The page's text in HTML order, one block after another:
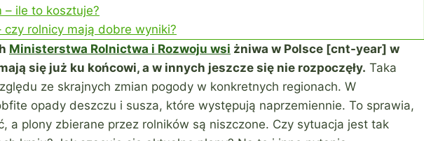
– ile to kosztuje?
rolnicy mają dobre wyniki?
Ministerstwa Rolnictwa i Rozwoju wsi żniwa w Polsce [cnt-year] w
się już ku końcowi, a w innych jeszcze się nie rozpoczęły. Taka
ze skrajnych zmian pogody w konkretnych regionach. W
opady deszczu i susza, które występują naprzemiennie. To sprawia,
a plony zbierane przez rolników są niszczone. Czy sytuacja jest tak